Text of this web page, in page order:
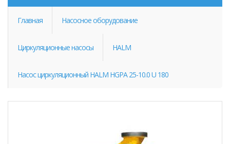
Главная Насосное оборудование
Циркуляционные насосы HALM
Насос циркуляционный HALM HGPA 25-10.0 U 180